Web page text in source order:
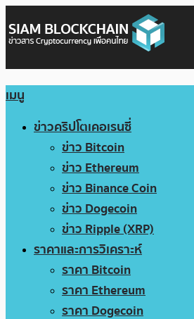
เมนู
ข่าวคริปโตเคอเรนซี่
ข่าว Bitcoin
ข่าว Ethereum
ข่าว Binance Coin
ข่าว Dogecoin
ข่าว Ripple (XRP)
ราคาและการวิเคราะห์
ราคา Bitcoin
ราคา Ethereum
ราคา Dogecoin